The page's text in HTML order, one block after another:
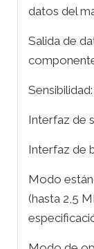
datos del
Salida de
Interfaz de
Interfaz de
Modo
(hasta 2,5